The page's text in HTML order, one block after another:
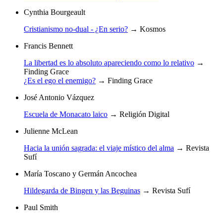
Cynthia Bourgeault
Cristianismo no-dual - ¿En serio? → Kosmos
Francis Bennett
La libertad es lo absoluto apareciendo como lo relativo →
Finding Grace
¿Es el ego el enemigo? → Finding Grace
José Antonio Vázquez
Escuela de Monacato laico → Religión Digital
Julienne McLean
Hacia la unión sagrada: el viaje místico del alma → Revista
Sufí
María Toscano y Germán Ancochea
Hildegarda de Bingen y las Beguinas → Revista Sufí
Paul Smith